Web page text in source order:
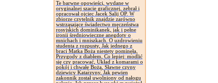
Te barwne opowieści, wydane w
oryginalnej szacie graficznej, zebrał i
opracował ojciec Jacek Salij OP. W
zbiorze czytelnik znajdzie zarówno
wstrząsające świadectwo męczeństwa
rosyjskich dominikanek, jak i pełne
ironii średniowieczne anegdoty o
mnichach i mniszkach. O uzdrowieniu
studenta z rozpusty, Jak jednego z
braci Matka Boża niestety pominęła,
Przygody z diabłem, Co lepiej: modlić
się czy pracować, Układ z komarami o
pokój i chwałę Bożą, Sławne czyny
dziewicy Katarzyny, Jak pewien
zakonnik został uwolniony od nałogu